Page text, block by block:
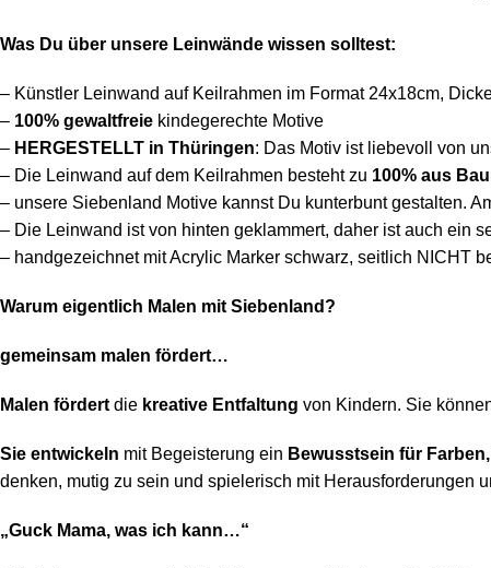
Was Du über unsere Leinwände wissen solltest:
– Künstler Leinwand auf Keilrahmen im Format 24x18cm,
– 100% gewaltfreie kindegerechte Motive
– HERGESTELLT in Thüringen: Das Motiv ist liebevoll von
– Die Leinwand auf dem Keilrahmen bestehtzu 100% aus
– unsere Siebenland Motive kannst Du kunterbunt gestalten.
– Die Leinwand ist von hinten geklammert, daher ist auch ein
– handgezeichnet mit Acrylic Marker schwarz, seitlich NICHT
Warum eigentlich Malen mit Siebenland?
gemeinsam malen fördert…
Malen fördert die kreative Entfaltung von Kindern. Sie
Sie entwickeln mit Begeisterung ein Bewusstsein für
denken, mutig zu sein und spielerisch mit Herausforderungen
„Guck Mama, was ich kann…“